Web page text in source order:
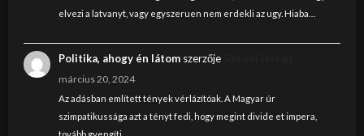
elvezi a latvanyt, vagy egyszeruen nem erdekli az ugy. Hiaba…
Politika, ahogy én látomszerzője
március 20, 2024
Az adásban említett tények vérlázítóak. A Magyar úr
szimpatikussága azt a tényt fedi, hogy megint divide et impera,
tovább gyengíti…